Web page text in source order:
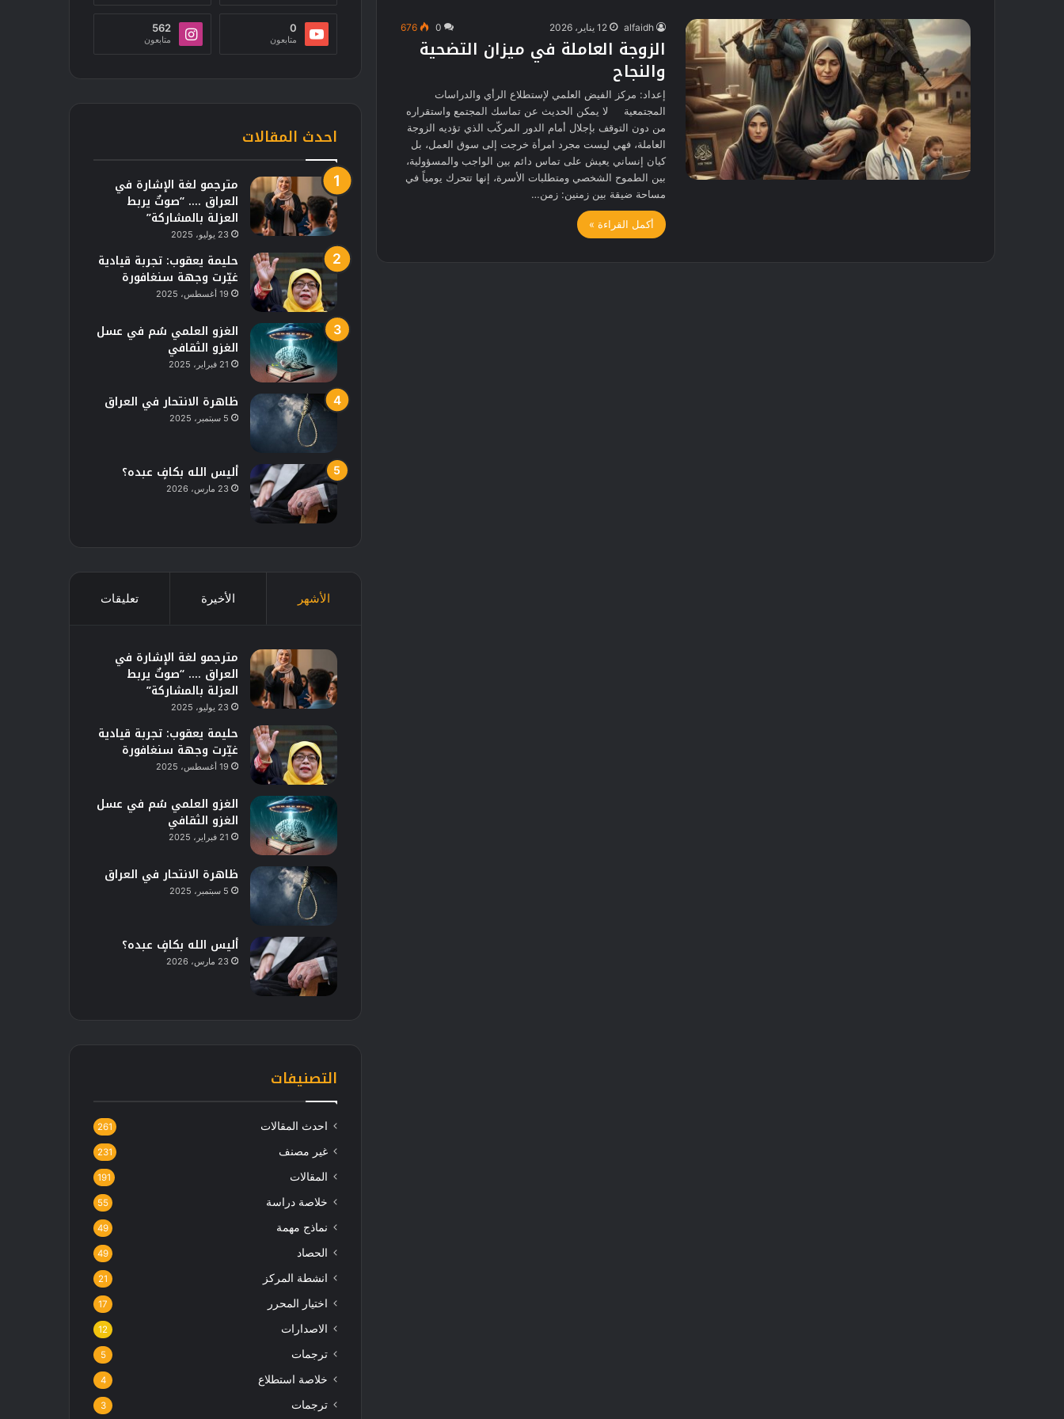
alfaidh 12 يناير، 2026 0
676
الزوجة العاملة في ميزان التضحية
والنجاح
إعداد: مركز الفيض العلمي لإستطلاع الرأي والدراسات
المجتمعية لا يمكن الحديث عن تماسك المجتمع واستقراره
من دون التوقف بإجلال أمام الدور المركّب الذي تؤديه الزوجة
العاملة، فهي ليست مجرد امرأة خرجت إلى سوق العمل، بل
كيان إنساني يعيش على تماس دائم بين الواجب والمسؤولية،
بين الطموح الشخصي ومتطلبات الأسرة، إنها تتحرك يومياً في
مساحة ضيقة بين زمنين: زمن…
أكمل القراءة »
0
متابعون
562
متابعون
احدث المقالات
مترجمو لغة الإشارة في
العراق …. “صوتٌ يربط
العزلة بالمشاركة”
23 يوليو، 2025
حليمة يعقوب: تجربة قيادية
غيّرت وجهة سنغافورة
19 أغسطس، 2025
الغزو العلمي سُم في عسل
الغزو الثقافي
21 فبراير، 2025
ظاهرة الانتحار في العراق
5 سبتمبر، 2025
أليس الله بكافٍ عبده؟
23 مارس، 2026
الأشهر الأخيرة تعليقات
مترجمو لغة الإشارة في
العراق …. “صوتٌ يربط
العزلة بالمشاركة”
23 يوليو، 2025
حليمة يعقوب: تجربة قيادية
غيّرت وجهة سنغافورة
19 أغسطس، 2025
الغزو العلمي سُم في عسل
الغزو الثقافي
21 فبراير، 2025
ظاهرة الانتحار في العراق
5 سبتمبر، 2025
أليس الله بكافٍ عبده؟
23 مارس، 2026
التصنيفات
احدث المقالات 261
غير مصنف 231
المقالات 191
خلاصة دراسة 55
نماذج مهمة 49
الحصاد 49
انشطة المركز 21
اختيار المحرر 17
الاصدارات 12
ترجمات 5
خلاصة استطلاع 4
ترجمات 3